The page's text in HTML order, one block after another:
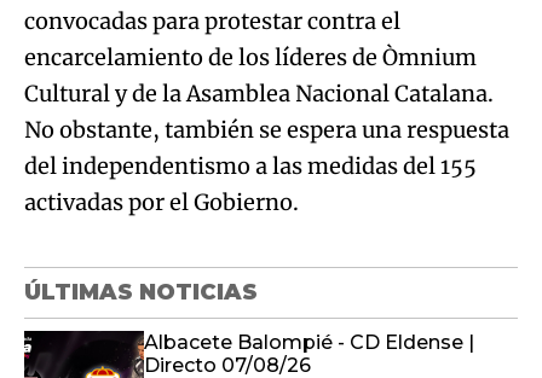
convocadas para protestar contra el
encarcelamiento de los líderes de Òmnium
Cultural y de la Asamblea Nacional Catalana.
No obstante, también se espera una respuesta
del independentismo a las medidas del 155
activadas por el Gobierno.
ÚLTIMAS NOTICIAS
Albacete Balompié - CD Eldense |
Directo 07/08/26